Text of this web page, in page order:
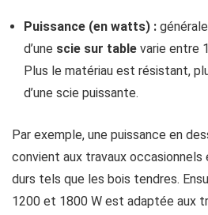
Puissance (en watts) :
d’une scie sur table varie entre
Plus le matériau est résistant,
d’une scie puissante.
Par exemple, une puissance en
convient aux travaux
durs tels que les bois tendres.
1200 et 1800 W est adaptée aux